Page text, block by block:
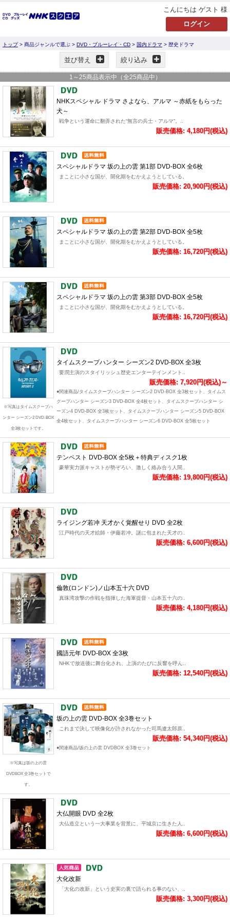
こんにちは ゲスト 様
トップ> 商品ジャンルで選ぶ > DVD・ブルーレイ・CD > 国内ドラマ > 歴史ドラマ
並び替え 絞り込み
1 ～ 25商品表示中（全25商品中）
NHKスペシャル ドラマ さよなら、アルマ ～赤紙をもらった
犬～
戦争という運命に翻弄された“無言の兵士・アルマ”。..
販売価格: 4,180円(税込)
スペシャルドラマ 坂の上の雲 第1部 DVD-BOX 全6枚
まことに小さな国が、開化期をむかえようとしている。
販売価格: 20,900円(税込)
スペシャルドラマ 坂の上の雲 第2部 DVD-BOX 全5枚
まことに小さな国が、開化期をむかえようとしている。
販売価格: 16,720円(税込)
スペシャルドラマ 坂の上の雲 第3部 DVD-BOX 全5枚
まことに小さな国が、開化期をむかえようとしている。
販売価格: 16,720円(税込)
※写真はタイムスクープハ
ンター シーズン2 DVD-BOX
全3枚セットです。
タイムスクープハンター シーズン2 DVD-BOX 全3枚
要潤主演のスタイリッシュ歴史エンターテインメント..
販売価格: 7,920円(税込)～
●関連商品/タイムスクープハンター シーズン2 DVD-BOX 全3枚セット、タイムス
クープハンター シーズン3 DVD-BOX 全4枚セット、タイムスクープハンター シ
ーズン4 DVD-BOX 全3枚セット、タイムスクープハンター シーズン5 DVD-BOX
全4枚セット、タイムスクープハンター シーズン6 DVD-BOX 全5枚セット
テンペスト DVD-BOX 全5枚＋特典ディスク1枚
豪華実力派キャストが勢ぞろい、激しく絡み合う人間..
販売価格: 19,800円(税込)
ライジング若冲 天才かく覚醒せり DVD 全2枚
江戸時代の天才絵師・伊藤若冲。謎に包まれた天才の..
販売価格: 6,600円(税込)
倫敦(ロンドン)ノ山本五十六 DVD
真珠湾攻撃の作戦を指揮した海軍提督・山本五十六の..
販売価格: 4,180円(税込)
國語元年 DVD-BOX 全3枚
NHKで放送後に舞台化され、上演のたびに反響を呼ん..
販売価格: 12,540円(税込)
※写真は坂の上の雲
DVDBOX 全3巻セットで
す。
坂の上の雲 DVD-BOX 全3巻セット
これまで決して映像化が許されなかった司馬遼太郎原..
販売価格: 54,340円(税込)
●関連商品/坂の上の雲 DVDBOX 全3巻セット
大仏開眼 DVD 全2枚
大仏造立という一大事業を背景に、平城京に生きた人..
販売価格: 6,600円(税込)
大化改新
「大化の改新」という史実の裏で語られる事のない、..
販売価格: 3,300円(税込)